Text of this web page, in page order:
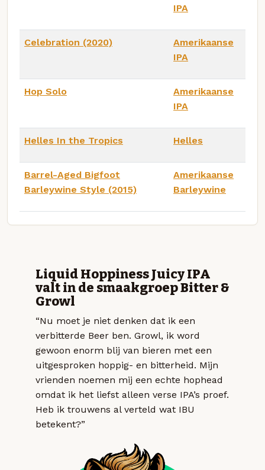
IPA
Celebration (2020)
Amerikaanse
IPA
Hop Solo
Amerikaanse
IPA
Helles In the Tropics Helles
Barrel-Aged Bigfoot
Barleywine Style (2015)
Amerikaanse
Barleywine
Liquid Hoppiness Juicy IPA
valt in de smaakgroep Bitter &
Growl
“Nu moet je niet denken dat ik een
verbitterde Beer ben. Growl, ik word
gewoon enorm blij van bieren met een
uitgesproken hoppig- en bitterheid. Mijn
vrienden noemen mij een echte hophead
omdat ik het liefst alleen verse IPA’s proef.
Heb ik trouwens al verteld wat IBU
betekent?”